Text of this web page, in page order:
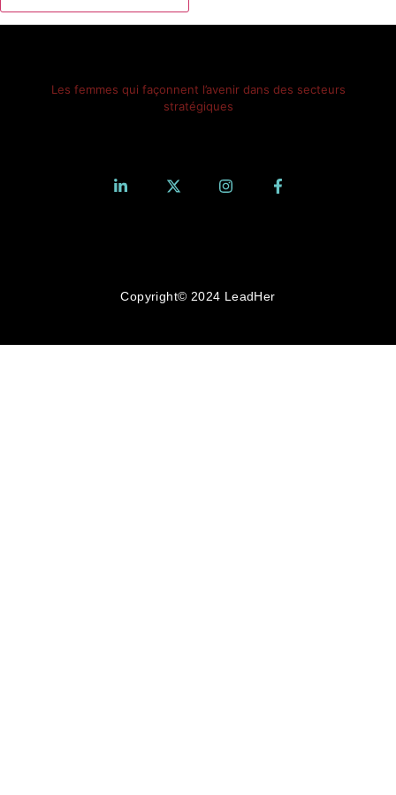
Les femmes qui façonnent l’avenir dans des secteurs
stratégiques
Copyright© 2024 LeadHer